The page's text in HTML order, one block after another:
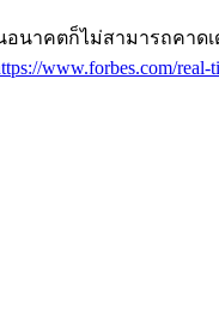
อนาคตก็ไม่สามารถค
www.forbes.com/real-